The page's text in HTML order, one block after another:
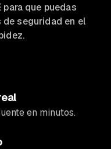
que puedas
seguridad en el
en minutos.